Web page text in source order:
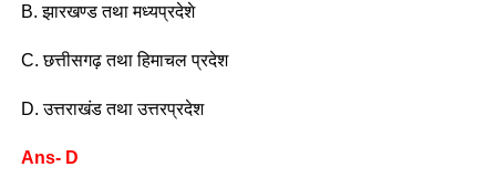
B. झारखण्ड तथा मध्यप्रदेशे
C. छत्तीसगढ़ तथा हिमाचल प्रदेश
D. उत्तराखंड तथा उत्तरप्रदेश
Ans- D